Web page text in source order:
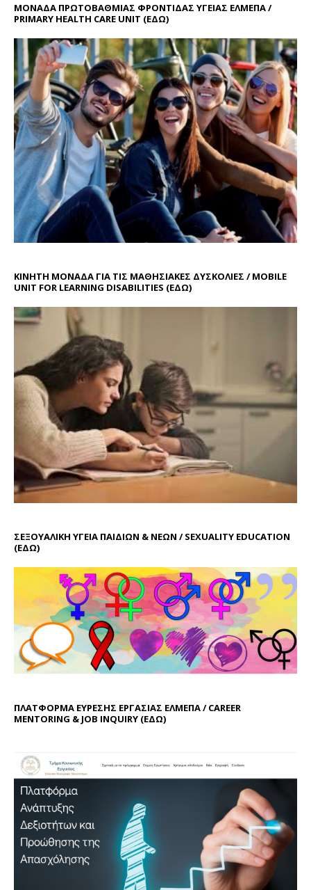
ΜΟΝΑΔΑ ΠΡΩΤΟΒΑΘΜΙΑΣ ΦΡΟΝΤΙΔΑΣ ΥΓΕΙΑΣ ΕΛΜΕΠΑ /
PRIMARY HEALTH CARE UNIT (ΕΔΩ)
ΚΙΝΗΤΗ ΜΟΝΑΔΑ ΓΙΑ ΤΙΣ ΜΑΘΗΣΙΑΚΕΣ ΔΥΣΚΟΛΙΕΣ / MOBILE
UNIT FOR LEARNING DISABILITIES (ΕΔΩ)
ΣΕΞΟΥΑΛΙΚΗ ΥΓΕΙΑ ΠΑΙΔΙΩΝ & ΝΕΩΝ / SEXUALITY EDUCATION
(ΕΔΩ)
ΠΛΑΤΦΟΡΜΑ ΕΥΡΕΣΗΣ ΕΡΓΑΣΙΑΣ ΕΛΜΕΠΑ / CAREER
MENTORING & JOB INQUIRY (ΕΔΩ)